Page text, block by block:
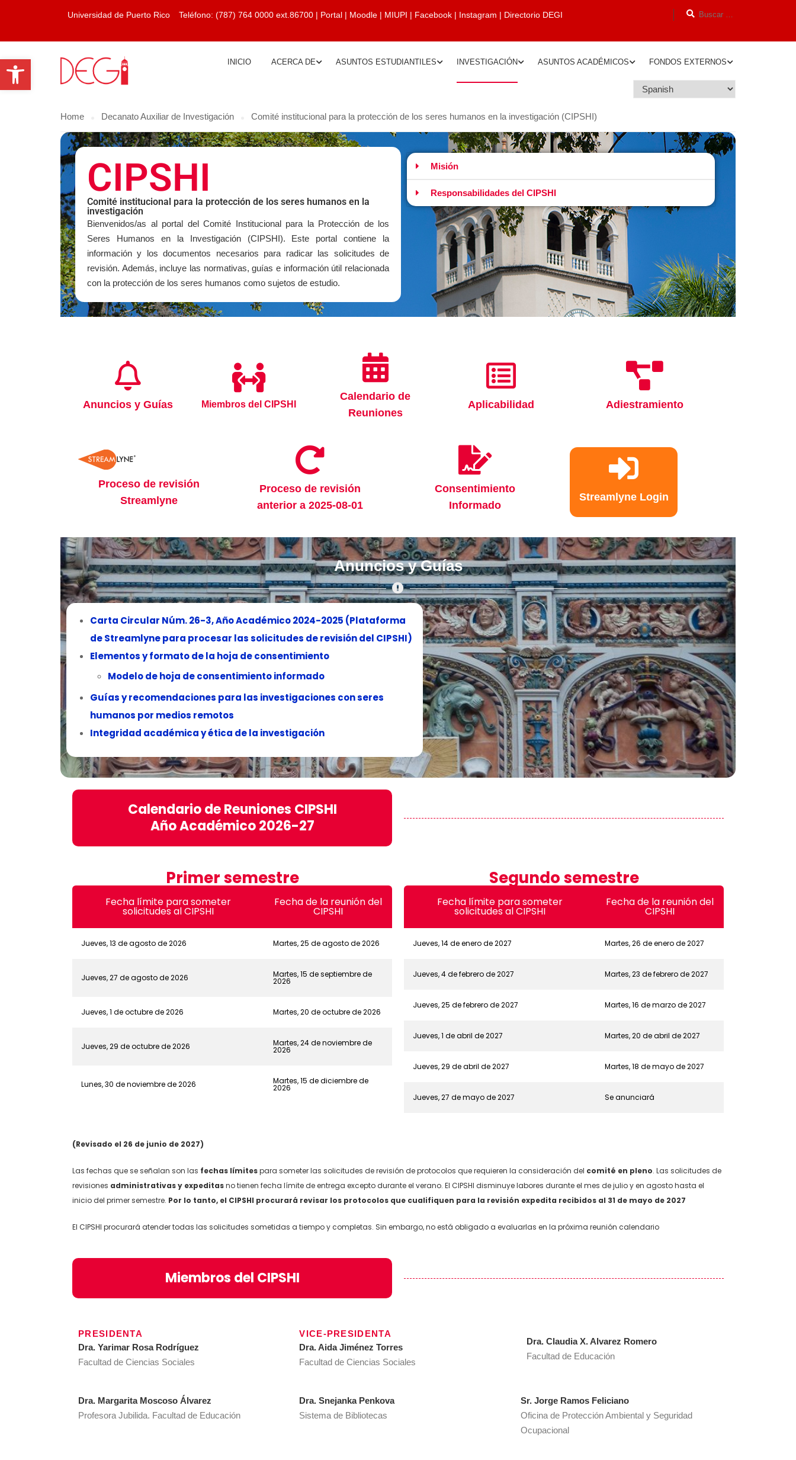
Open toolbar
Universidad de Puerto Rico Teléfono: (787) 764 0000 ext.86700 | Portal | Moodle | MIUPI | Facebook | Instagram | Directorio DEGI
INICIO ACERCA DE ASUNTOS ESTUDIANTILES INVESTIGACIÓN ASUNTOS ACADÉMICOS FONDOS EXTERNOS
Home Decanato Auxiliar de Investigación Comité institucional para la protección de los seres humanos en la investigación (CIPSHI)
CIPSHI
Comité institucional para la protección de los seres humanos en la
investigación
Bienvenidos/as al portal del Comité Institucional para la Protección de los
Seres Humanos en la Investigación (CIPSHI). Este portal contiene la
información y los documentos necesarios para radicar las solicitudes de
revisión. Además, incluye las normativas, guías e información útil relacionada
con la protección de los seres humanos como sujetos de estudio.
Misión
Responsabilidades del CIPSHI
Anuncios y Guías Miembros del CIPSHI
Calendario de
Reuniones
Aplicabilidad Adiestramiento
Proceso de revisión
Streamlyne
Proceso de revisión
anterior a 2025-08-01
Consentimiento
Informado
Streamlyne Login
Anuncios y Guías
Carta Circular Núm. 26-3, Año Académico 2024-2025 (Plataforma
de Streamlyne para procesar las solicitudes de revisión del CIPSHI)
Elementos y formato de la hoja de consentimiento
Modelo de hoja de consentimiento informado
Guías y recomendaciones para las investigaciones con seres
humanos por medios remotos
Integridad académica y ética de la investigación
Calendario de Reuniones CIPSHI
Año Académico 2026-27
Primer semestre
Fecha límite para someter
solicitudes al CIPSHI
Fecha de la reunión del
CIPSHI
Jueves, 13 de agosto de 2026 Martes, 25 de agosto de 2026
Jueves, 27 de agosto de 2026 Martes, 15 de septiembre de
2026
Jueves, 1 de octubre de 2026 Martes, 20 de octubre de 2026
Jueves, 29 de octubre de 2026 Martes, 24 de noviembre de
2026
Lunes, 30 de noviembre de 2026 Martes, 15 de diciembre de
2026
Segundo semestre
Fecha límite para someter
solicitudes al CIPSHI
Fecha de la reunión del
CIPSHI
Jueves, 14 de enero de 2027 Martes, 26 de enero de 2027
Jueves, 4 de febrero de 2027 Martes, 23 de febrero de 2027
Jueves, 25 de febrero de 2027 Martes, 16 de marzo de 2027
Jueves, 1 de abril de 2027 Martes, 20 de abril de 2027
Jueves, 29 de abril de 2027 Martes, 18 de mayo de 2027
Jueves, 27 de mayo de 2027 Se anunciará
(Revisado el 26 de junio de 2027)
Las fechas que se señalan son las fechas límitespara someter las solicitudes de revisión de protocolos que requieren la consideración del comité en pleno. Las solicitudes de
revisiones administrativas y expeditasno tienen fecha límite de entrega excepto durante el verano. El CIPSHI disminuye labores durante el mes de julio y en agosto hasta el
inicio del primer semestre. Por lo tanto, el CIPSHI procurará revisar los protocolos que cualifiquen para la revisión expedita recibidos al 31 de mayo de 2027
El CIPSHI procurará atender todas las solicitudes sometidas a tiempo y completas. Sin embargo, no está obligado a evaluarlas en la próxima reunión calendario
Miembros del CIPSHI
PRESIDENTA
Dra. Yarimar Rosa Rodríguez
Facultad de Ciencias Sociales
VICE-PRESIDENTA​
Dra. Aida Jiménez Torres
Facultad de Ciencias Sociales
Dra. Claudia X. Alvarez Romero​
Facultad de Educación
Dra. Margarita Moscoso Álvarez​
Profesora Jubilida. Facultad de Educación
Dra. Snejanka Penkova​
Sistema de Bibliotecas
Sr. Jorge Ramos Feliciano
Oficina de Protección Ambiental y Seguridad
Ocupacional